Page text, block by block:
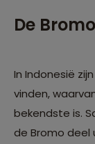
De
In Indonesië
vinden,
bekendste is.
de Bromo